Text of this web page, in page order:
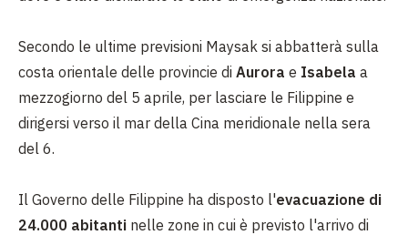
Secondo le ultime previsioni Maysak si abbatterà sulla
costa orientale delle provincie di Aurora e Isabela a
mezzogiorno del 5 aprile, per lasciare le Filippine e
dirigersi verso il mar della Cina meridionale nella sera
del 6.
Il Governo delle Filippine ha disposto l'evacuazione di
24.000 abitanti nelle zone in cui è previsto l'arrivo di